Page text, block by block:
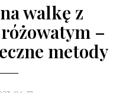
walkę z
–
metody